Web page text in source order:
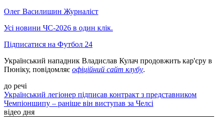
Олег Василишин Журналіст
Усі новини ЧС-2026 в один клік.
Підписатися на Футбол 24
Український нападник Владислав Кулач продовжить кар'єру в
Пюніку, повідомляє офіційний сайт клубу.
до речі
Український легіонер підписав контракт з представником
Чемпіоншипу – раніше він виступав за Челсі
відео дня